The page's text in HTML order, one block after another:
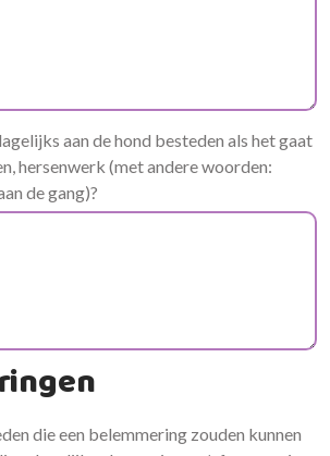
aan de hond besteden als het gaat
hersenwerk (met andere woorden:
de gang)?
die een belemmering zouden kunnen